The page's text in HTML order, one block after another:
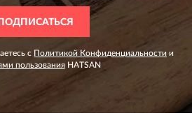
ПОДПИСАТЬСЯ
с Политикой Конфиденциальности и
пользованияHATSAN